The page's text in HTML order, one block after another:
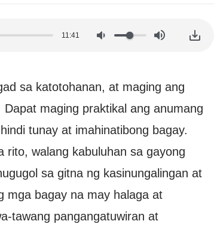
11:41
sa katotohanan, at maging ang
maging praktikal ang anumang
tunay at imahinatibong bagay.
rito, walang kabuluhan sa gayong
sa gitna ng kasinungalingan at
mga bagay na may halaga at
tawang pangangatuwiran at